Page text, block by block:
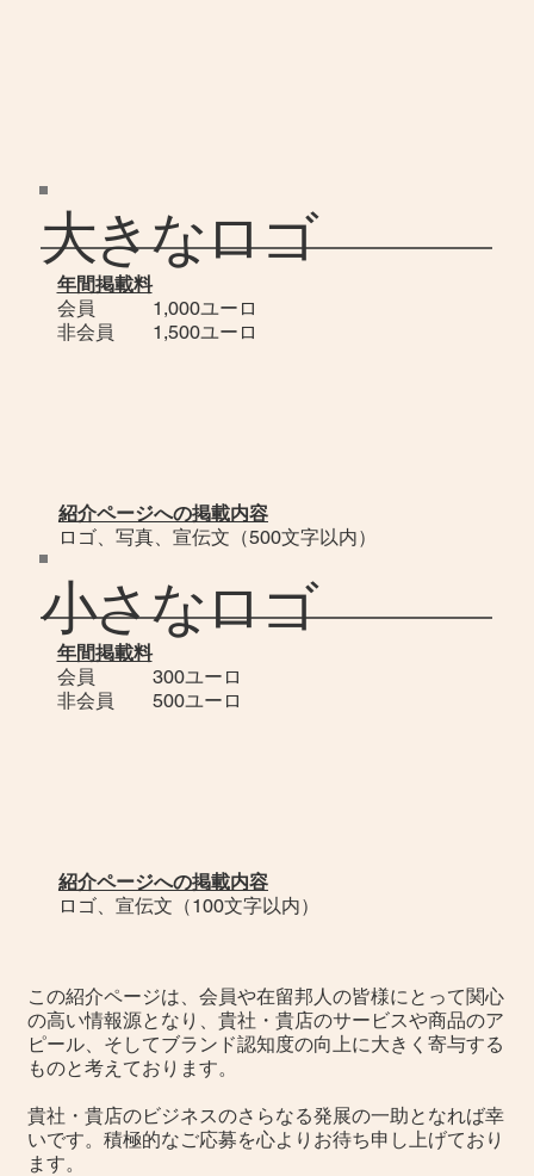
大きなロゴ
年間掲載料
会員 1,000ユーロ
​非会員 1,500ユーロ
紹介ページへの掲載内容
ロゴ、写真、宣伝文（500文字以内）
小さなロゴ
年間掲載料
会員 300ユーロ
非会員 500ユーロ
紹介ページへの掲載内容
ロゴ、宣伝文（100文字以内）
この紹介ページは、会員や在留邦人の皆様にとって関心
の高い情報源となり、貴社・貴店のサービスや商品のア
ピール、そしてブランド認知度の向上に大きく寄与する
ものと考えております。
貴社・貴店のビジネスのさらなる発展の一助となれば幸
いです。積極的なご応募を心よりお待ち申し上げており
ます。